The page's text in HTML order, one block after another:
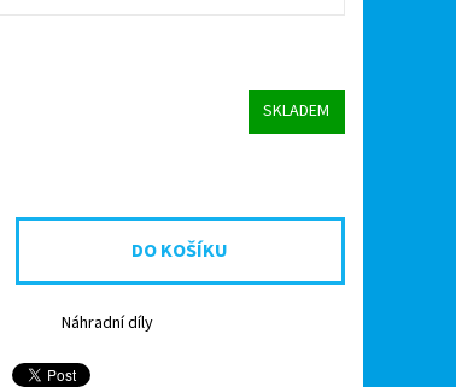
SKLADEM
Náhradní díly